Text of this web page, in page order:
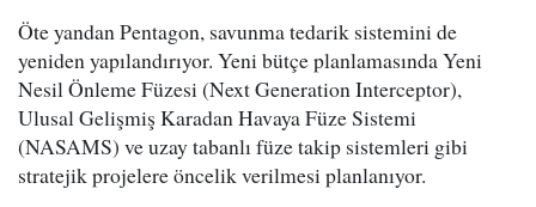
Öte yandan Pentagon, savunma tedarik sistemini de
yeniden yapılandırıyor. Yeni bütçe planlamasında Yeni
Nesil Önleme Füzesi (Next Generation Interceptor),
Ulusal Gelişmiş Karadan Havaya Füze Sistemi
(NASAMS) ve uzay tabanlı füze takip sistemleri gibi
stratejik projelere öncelik verilmesi planlanıyor.